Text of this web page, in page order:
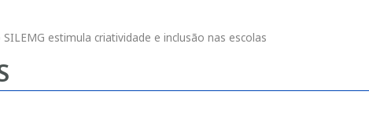
estimula criatividade e inclusão nas escolas